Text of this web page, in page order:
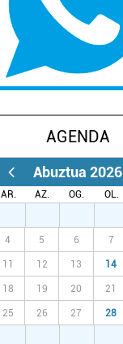
AGENDA
Abuztua 2026
AR. AZ. OG. OL.
4 5 6 7
11 12 13 14
18 19 20 21
25 26 27 28